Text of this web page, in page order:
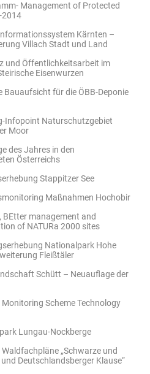
Management of Protected
2014
Kärnten –
Villach Stadt und Land
und Öffentlichkeitsarbeit im
Eisenwurzen
Bauaufsicht für die ÖBB-Deponie
Infopoint Naturschutzgebiet
Moor
des Jahres in den
Österreichs
Stappitzer See
Maßnahmen Hochobir
BEtter management and
of NATURa 2000 sites
Nationalpark Hohe
Fleißtäler
Schütt – Neuauflage der
Scheme Technology
Lungau-Nockberge
„Schwarze und
und Deutschlandsberger Klause“